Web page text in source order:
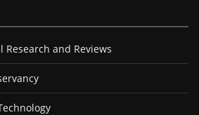
Research and Reviews